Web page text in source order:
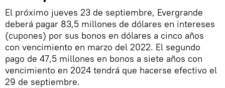
El próximo jueves 23 de septiembre, Evergrande
deberá pagar 83,5 millones de dólares en intereses
(cupones) por sus bonos en dólares a cinco años
con vencimiento en marzo del 2022. El segundo
pago de 47,5 millones en bonos a siete años con
vencimiento en 2024 tendrá que hacerse efectivo el
29 de septiembre.